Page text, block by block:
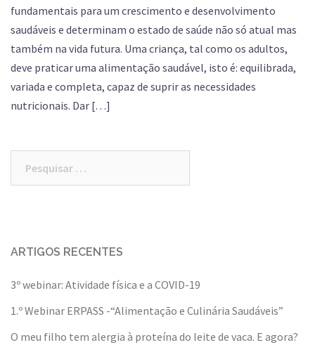
fundamentais para um crescimento e desenvolvimento
saudáveis e determinam o estado de saúde não só atual mas
também na vida futura. Uma criança, tal como os adultos,
deve praticar uma alimentação saudável, isto é: equilibrada,
variada e completa, capaz de suprir as necessidades
nutricionais. Dar […]
ARTIGOS RECENTES
3º webinar: Atividade física e a COVID-19
1.º Webinar ERPASS -“Alimentação e Culinária Saudáveis”
O meu filho tem alergia à proteína do leite de vaca. E agora?